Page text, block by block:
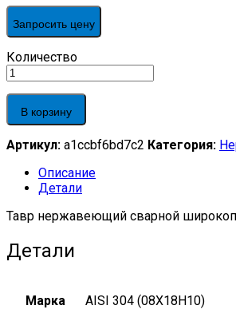
Запросить цену
Тавр
нержавеющий
сварной
широкополочный
40х80х7
304
10055
quantity
Количество
В корзину
Артикул: a1ccbf6bd7c2 Категория:
Описание
Детали
Тавр нержавеющий сварной
Детали
Марка AISI 304 (08Х18Н10)